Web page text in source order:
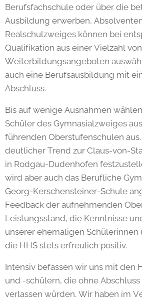
Berufsfachschule oder über die
Ausbildung erwerben,
Realschulzweiges können bei
Qualifikation aus einer Vielzahl
Weiterbildungsangeboten
auch eine Berufsausbildung mit
Abschluss.
Bis auf wenige Ausnahmen
Schüler des Gymnasialzweiges
führenden Oberstufenschulen
deutlicher Trend zur Claus-von-
in Rodgau-Dudenhofen
wird aber auch das Berufliche
Georg-Kerschensteiner-Schule
Feedback der aufnehmenden
Leistungsstand, die Kenntnisse
unserer ehemaligen Schülerinnen
die HHS stets erfreulich positiv.
Intensiv befassen wir uns mit den
und -schülern, die ohne
verlassen würden. Wir haben im